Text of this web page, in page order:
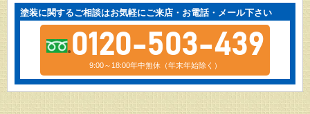
塗装に関するご相談はお気軽にご来店・お電話・メール下さい
0120-503-439
9:00～18:00年中無休（年末年始除く）